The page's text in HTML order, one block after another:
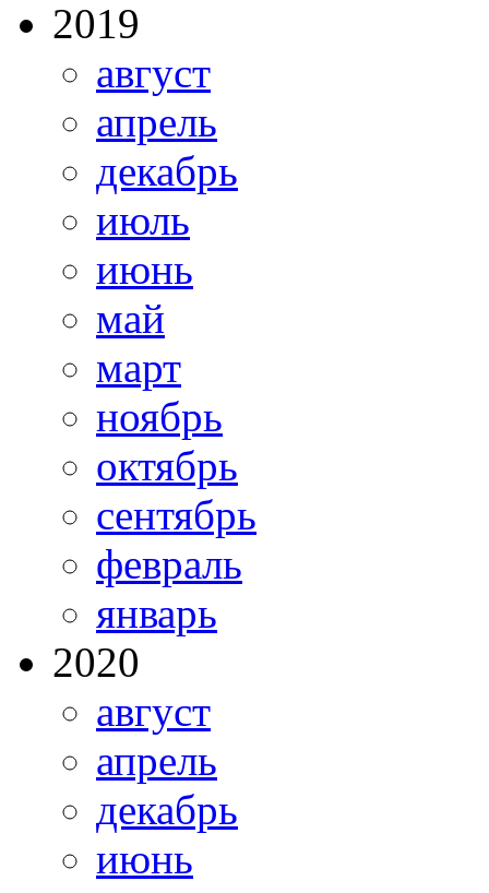
2019
август
апрель
декабрь
июль
июнь
май
март
ноябрь
октябрь
сентябрь
февраль
январь
2020
август
апрель
декабрь
июнь